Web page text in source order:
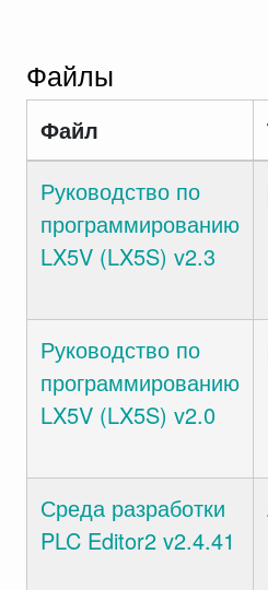
Файлы
Файл
Руководство по
программированию
LX5V (LX5S) v2.3
Руководство по
программированию
LX5V (LX5S) v2.0
Среда разработки
PLC Editor2 v2.4.41